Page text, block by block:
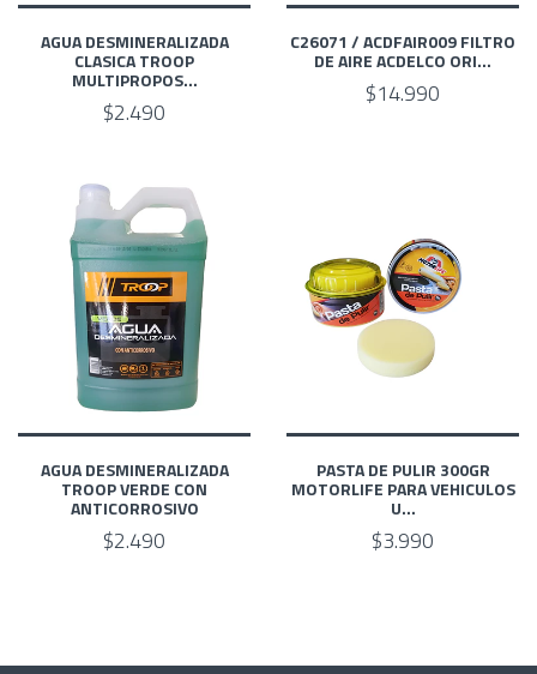
AGUA DESMINERALIZADA
CLASICA TROOP
MULTIPROPOS...
$2.490
C26071 / ACDFAIR009 FILTRO
DE AIRE ACDELCO ORI...
$14.990
AGUA DESMINERALIZADA
TROOP VERDE CON
ANTICORROSIVO
$2.490
PASTA DE PULIR 300GR
MOTORLIFE PARA VEHICULOS
U...
$3.990